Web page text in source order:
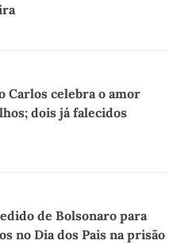
Carlos celebra o amor
dois já falecidos
de Bolsonaro para
no Dia dos Pais na prisão